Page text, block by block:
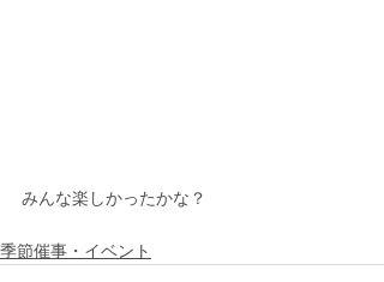
みんな楽しかったかな？
季節催事・イベント